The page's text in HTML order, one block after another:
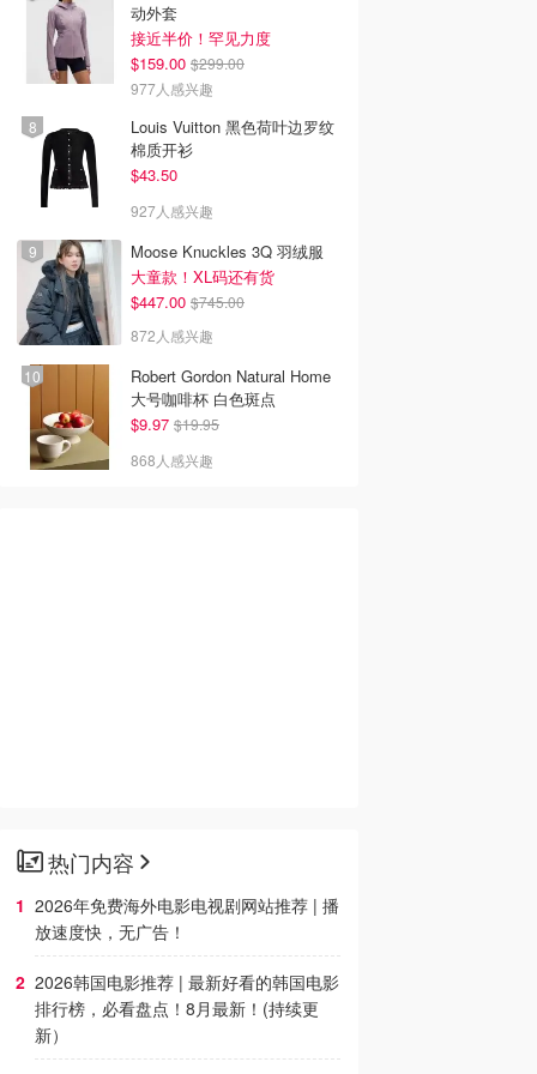
动外套
接近半价！罕见力度
$159.00 $299.00
977人感兴趣
Louis Vuitton 黑色荷叶边罗纹
棉质开衫
$43.50
927人感兴趣
Moose Knuckles 3Q 羽绒服
大童款！XL码还有货
$447.00 $745.00
872人感兴趣
Robert Gordon Natural Home
大号咖啡杯 白色斑点
$9.97 $19.95
868人感兴趣
热门内容
2026年免费海外电影电视剧网站推荐 | 播
放速度快，无广告！
2026韩国电影推荐 | 最新好看的韩国电影
排行榜，必看盘点！8月最新！(持续更
新）